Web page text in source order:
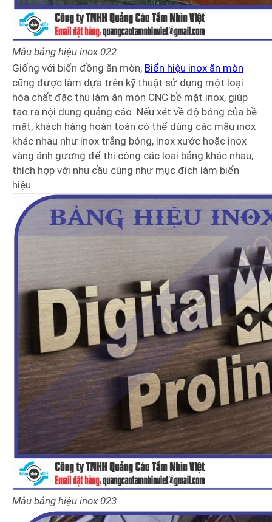
Mẫu bảng hiệu inox 022
Giống với biển đồng ăn mòn, Biển hiệu inox ăn mòn
cũng được làm dựa trên kỹ thuật sử dụng một loại
hóa chất đặc thù làm ăn mòn CNC bề mặt inox, giúp
tạo ra nội dung quảng cáo. Nếu xét về độ bóng của bề
mặt, khách hàng hoàn toàn có thể dùng các mẫu inox
khác nhau như inox trắng bóng, inox xước hoặc inox
vàng ánh gương để thi công các loại bảng khác nhau,
thích hợp với nhu cầu cũng như mục đích làm biển
hiệu.
Mẫu bảng hiệu inox 023